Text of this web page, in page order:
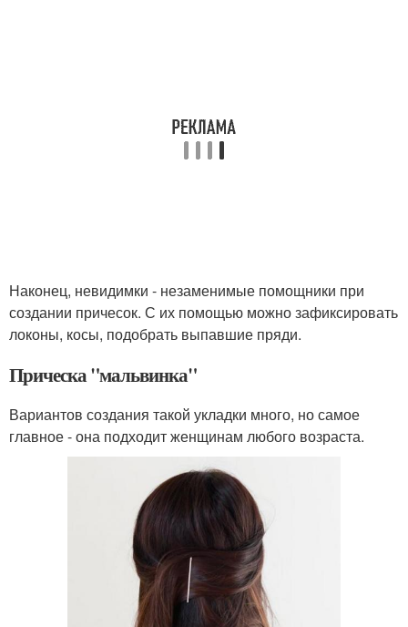
Наконец, невидимки - незаменимые помощники при
создании причесок. С их помощью можно зафиксировать
локоны, косы, подобрать выпавшие пряди.
Прическа "мальвинка"
Вариантов создания такой укладки много, но самое
главное - она подходит женщинам любого возраста.